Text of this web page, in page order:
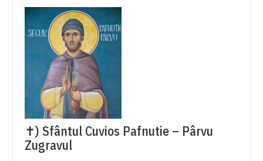
✝) Sfântul Cuvios Pafnutie – Pârvu
Zugravul